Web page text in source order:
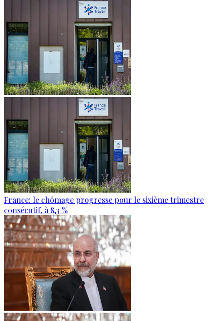
France: le chômage progresse pour le sixième trimestre
consécutif, à 8,3 %